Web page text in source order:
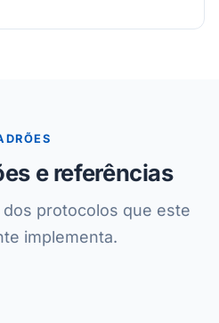
e referências
protocolos que este
implementa.